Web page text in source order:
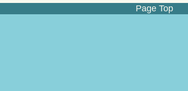
Page Top